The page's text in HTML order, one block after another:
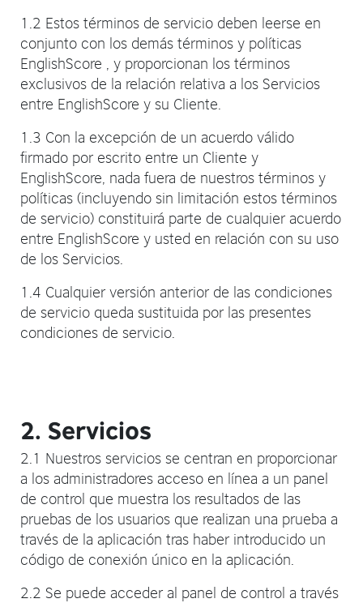
1.2 Estos términos de servicio deben leerse en
conjunto con los demás términos y políticas
EnglishScore , y proporcionan los términos
exclusivos de la relación relativa a los Servicios
entre EnglishScore y su Cliente.
1.3 Con la excepción de un acuerdo válido
firmado por escrito entre un Cliente y
EnglishScore, nada fuera de nuestros términos y
políticas (incluyendo sin limitación estos términos
de servicio) constituirá parte de cualquier acuerdo
entre EnglishScore y usted en relación con su uso
de los Servicios.
1.4 Cualquier versión anterior de las condiciones
de servicio queda sustituida por las presentes
condiciones de servicio.
2. Servicios
2.1 Nuestros servicios se centran en proporcionar
a los administradores acceso en línea a un panel
de control que muestra los resultados de las
pruebas de los usuarios que realizan una prueba a
través de la aplicación tras haber introducido un
código de conexión único en la aplicación.
2.2 Se puede acceder al panel de control a través